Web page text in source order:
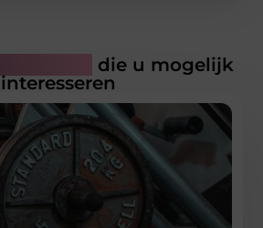
die u mogelijk
interesseren